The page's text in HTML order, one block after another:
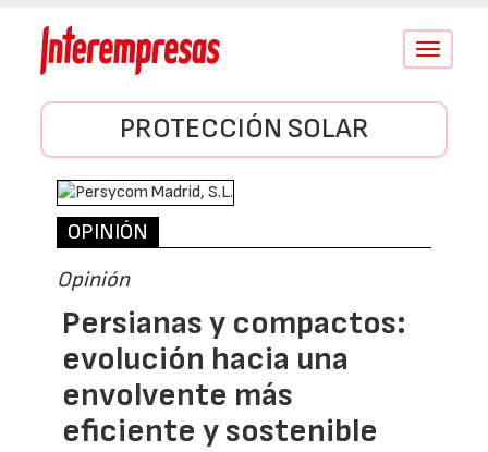
Conmutar
PROTECCIÓN SOLAR
OPINIÓN
Opinión
Persianas y compactos:
evolución hacia una
envolvente más
eficiente y sostenible